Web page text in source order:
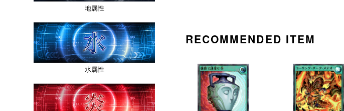
RECOMMENDED ITEM
地属性
水属性